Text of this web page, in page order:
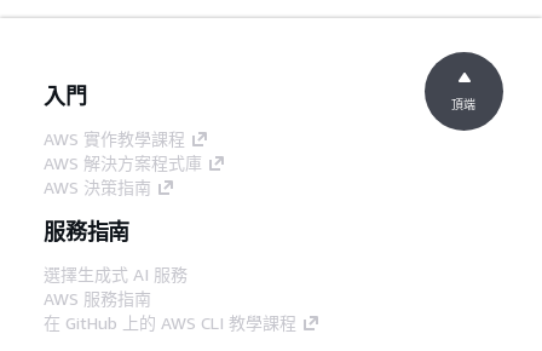
入門
AWS 實作教學課程
AWS 解決方案程式庫
AWS 決策指南
服務指南
選擇生成式 AI 服務
AWS 服務指南
在 GitHub 上的 AWS CLI 教學課程
頂端